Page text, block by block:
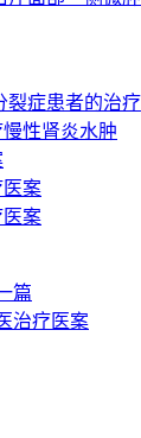
裂症患者的治疗
性肾炎水肿
案
案
篇
治疗医案